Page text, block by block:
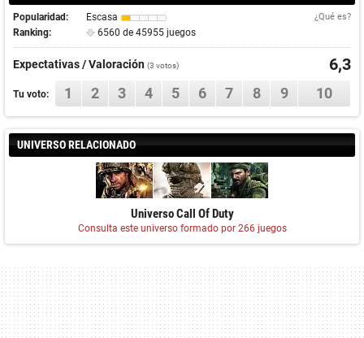
Popularidad: Escasa ¿Qué es?
Ranking: 6560 de 45955 juegos
Expectativas / Valoración (3 votos) 6,3
Tu voto: 1 2 3 4 5 6 7 8 9 10
UNIVERSO RELACIONADO
Universo Call Of Duty
Consulta este universo formado por 266 juegos